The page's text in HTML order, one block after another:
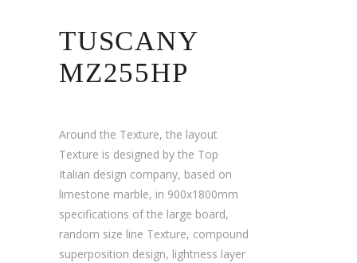
TUSCANY
MZ255HP
Around the Texture, the layout
Texture is designed by the Top
Italian design company, based on
limestone marble, in 900x1800mm
specifications of the large board,
random size line Texture, compound
superposition design, lightness layer